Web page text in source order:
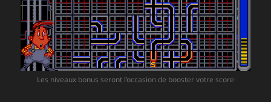
Les niveaux bonus seront l’occasion de booster votre score